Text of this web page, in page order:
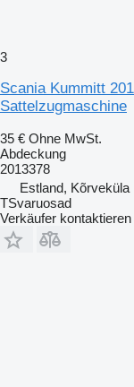
3
Scania Kummitt
Sattelzugmaschine
35 € Ohne MwSt.
Abdeckung
2013378
Estland, Kõrveküla
TSvaruosad
Verkäufer kontaktieren